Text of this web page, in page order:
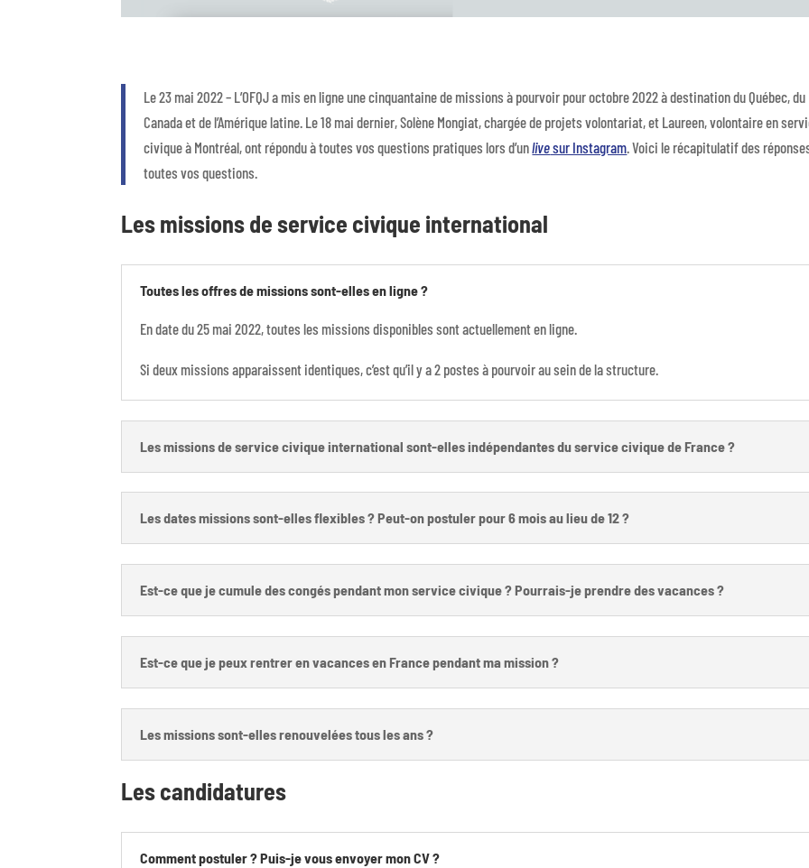
Le 23 mai 2022 – L’OFQJ a mis en ligne une cinquantaine de missions à pourvoir pour octobre 2022 à destination du Québec, du
Canada et de l’Amérique latine. Le 18 mai dernier, Solène Mongiat, chargée de projets volontariat, et Laureen, volontaire en
civique à Montréal, ont répondu à toutes vos questions pratiques lors d’unlivesur Instagram. Voici le récapitulatif des
toutes vos questions.
Les missions de service civique international
Toutes les offres de missions sont-elles en ligne ?
En date du 25 mai 2022, toutes les missions disponibles sont actuellement en ligne.
Si deux missions apparaissent identiques, c’est qu’il y a 2 postes à pourvoir au sein de la structure.
Les missions de service civique international sont-elles indépendantes du service civique de France ?
Les dates missions sont-elles flexibles ? Peut-on postuler pour 6 mois au lieu de 12 ?
Est-ce que je cumule des congés pendant mon service civique ? Pourrais-je prendre des vacances ?
Est-ce que je peux rentrer en vacances en France pendant ma mission ?
Les missions sont-elles renouvelées tous les ans ?
Les candidatures
Comment postuler ? Puis-je vous envoyer mon CV ?